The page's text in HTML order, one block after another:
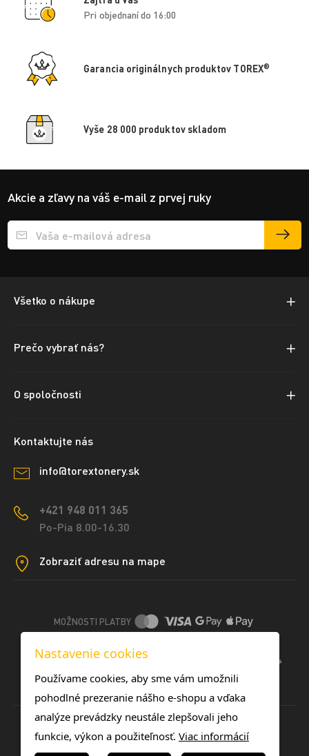
Pri objednaní do 16:00
Garancia originálnych produktov TOREX®
Vyše 28 000 produktov skladom
Akcie a zľavy na váš e-mail z prvej ruky
Přihlášení e-mailu k odběru
Všetko o nákupe
Prečo vybrať nás?
O spoločnosti
Kontaktujte nás
info@torextonery.sk
+421 948 011 365
Po-Pia 8.00-16.30
Zobraziť adresu na mape
MOŽNOSTI PLATBY
Nastavenie cookies
Používame cookies, aby sme vám umožnili
pohodlné prezeranie nášho e-shopu a vďaka
analýze prevádzky neustále zlepšovali jeho
funkcie, výkon a použiteľnosť. Viac informácií